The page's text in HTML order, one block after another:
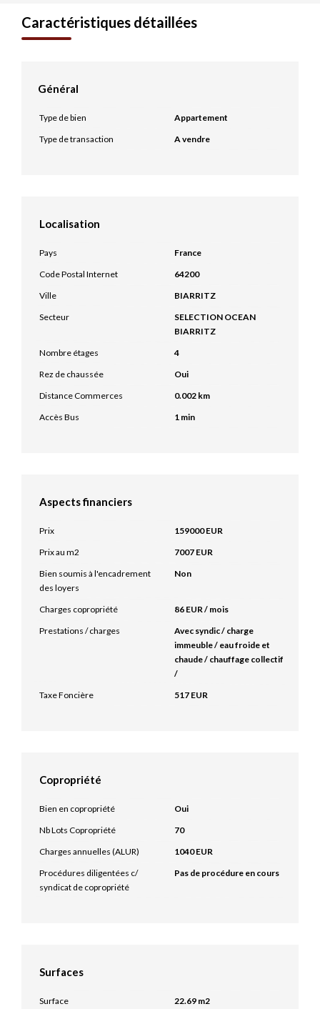
Caractéristiques détaillées
Général
Type de bien
Appartement
Type de transaction
A vendre
Localisation
Pays
France
Code Postal Internet
64200
Ville
BIARRITZ
Secteur
SELECTION OCEAN
BIARRITZ
Nombre étages
4
Rez de chaussée
Oui
Distance Commerces
0.002 km
Accès Bus
1 min
Aspects financiers
Prix
159000 EUR
Prix au m2
7007 EUR
Bien soumis à l'encadrement
des loyers
Non
Charges copropriété
86 EUR / mois
Prestations / charges
Avec syndic / charge
immeuble / eau froide et
chaude / chauffage collectif
/
Taxe Foncière
517 EUR
Copropriété
Bien en copropriété
Oui
Nb Lots Copropriété
70
Charges annuelles (ALUR)
1040 EUR
Procédures diligentées c/
syndicat de copropriété
Pas de procédure en cours
Surfaces
Surface 22.69 m2